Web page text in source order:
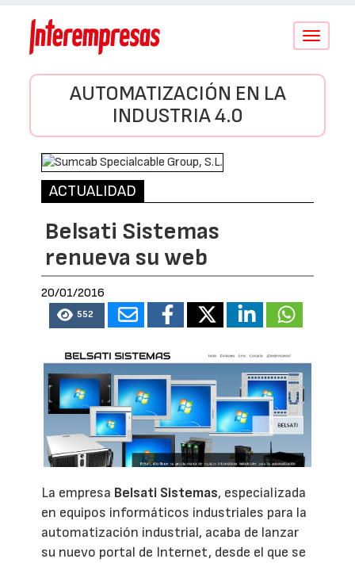
Conmutar
AUTOMATIZACIÓN EN LA
INDUSTRIA 4.0
ACTUALIDAD
Belsati Sistemas
renueva su web
20/01/2016
552
La empresa Belsati Sistemas, especializada
en equipos informáticos industriales para la
automatización industrial, acaba de lanzar
su nuevo portal de Internet, desde el que se